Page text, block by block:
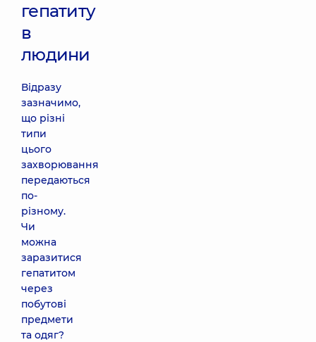
гепатиту
в
людини
Відразу
зазначимо,
що різні
типи
цього
захворювання
передаються
по-
різному.
Чи
можна
заразитися
гепатитом
через
побутові
предмети
та одяг?